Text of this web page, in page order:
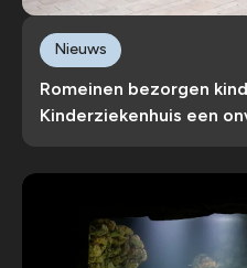
Romeinen bezorgen
Kinderziekenhuis een
Nieuws